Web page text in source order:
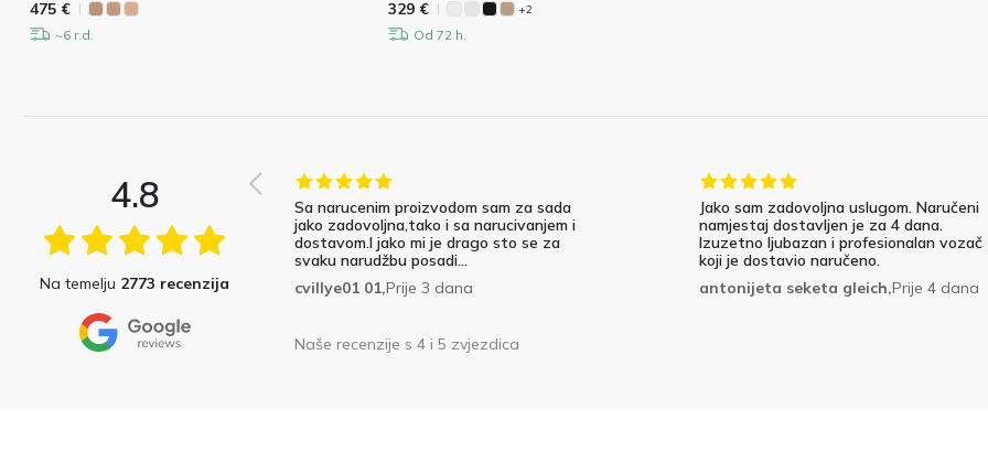
475 €
~6 r.d.
329 € +2
Od 72 h.
4.8
Na temelju 2773 recenzija
Sa narucenim proizvodom sam za sada
jako zadovoljna,tako i sa narucivanjem i
dostavom.I jako mi je drago sto se za
svaku narudžbu posadi...
cvillye01 01,Prije 3 dana
Jako sam zadovoljna uslugom. Naručeni
namjestaj dostavljen je za 4 dana.
Izuzetno ljubazan i profesionalan vozač
koji je dostavio naručeno.
antonijeta seketa gleich,Prije 4 dana
Naše recenzije s 4 i 5 zvjezdica